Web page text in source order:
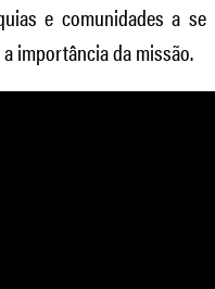
e comunidades a
importância da missão.